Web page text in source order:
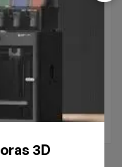
3D